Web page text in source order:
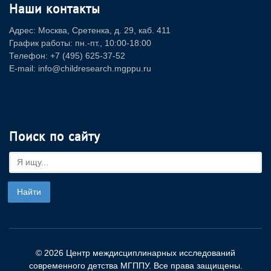
Наши контакты
Адрес: Москва, Сретенка, д. 29, каб. 411
График работы: пн.-пт., 10:00-18:00
Телефон: +7 (495) 625-37-52
E-mail: info@childresearch.mgppu.ru
Поиск по сайту
© 2026 Центр междисциплинарных исследований
современного детства МГППУ. Все права защищены.